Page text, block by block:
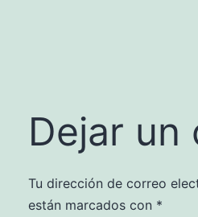
Dejar un
Tu dirección de correo
están marcados con *